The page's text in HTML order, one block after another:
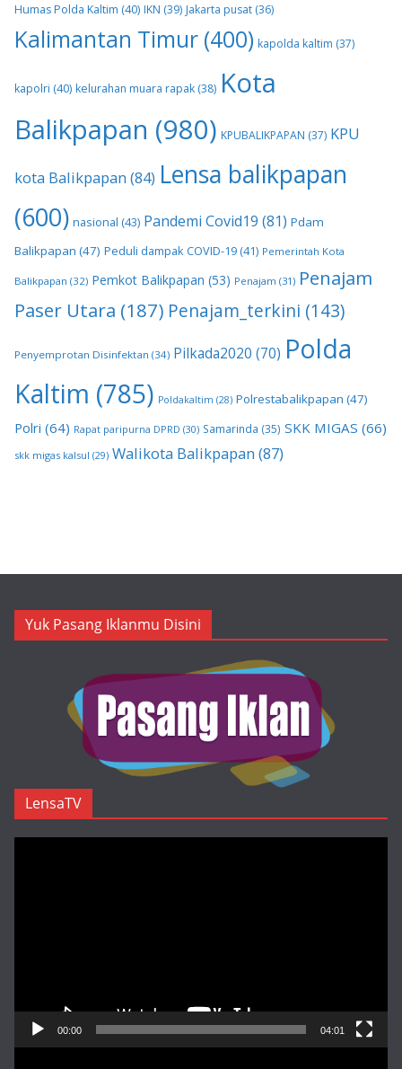
Humas Polda Kaltim (40) IKN (39) Jakarta pusat (36)
Kalimantan Timur (400) kapolda kaltim (37)
kapolri (40) kelurahan muara rapak (38) Kota
Balikpapan (980) KPUBALIKPAPAN (37) KPU
kota Balikpapan (84) Lensa balikpapan
(600) nasional (43) Pandemi Covid19 (81) Pdam
Balikpapan (47) Peduli dampak COVID-19 (41) Pemerintah Kota
Balikpapan (32) Pemkot Balikpapan (53) Penajam (31) Penajam
Paser Utara (187) Penajam_terkini (143)
Penyemprotan Disinfektan (34) Pilkada2020 (70) Polda
Kaltim (785) Poldakaltim (28) Polrestabalikpapan (47)
Polri (64) Rapat paripurna DPRD (30) Samarinda (35) SKK MIGAS (66)
skk migas kalsul (29) Walikota Balikpapan (87)
Yuk Pasang Iklanmu Disini
LensaTV
00:00 04:01